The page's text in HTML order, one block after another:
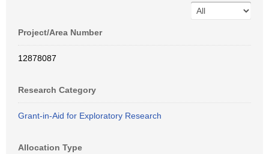
Project/Area Number
12878087
Research Category
Grant-in-Aid for Exploratory Research
Allocation Type